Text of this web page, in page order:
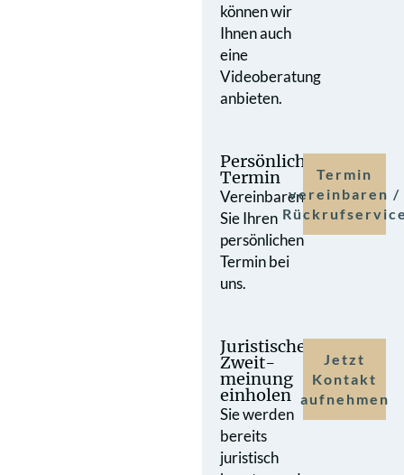
können wir
Ihnen auch
eine
Videoberatung
anbieten.
Persönlicher
Termin
Vereinbaren
Sie Ihren
persönlichen
Termin bei
uns.
Termin
vereinbaren /
Juristische
Zweit­
meinung
einholen
Sie werden
bereits
juristisch
Jetzt
Kontakt
aufnehmen